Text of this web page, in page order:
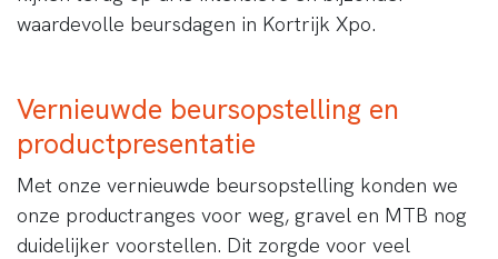
waardevolle beursdagen in Kortrijk Xpo.
Vernieuwde beursopstelling en
productpresentatie
Met onze vernieuwde beursopstelling konden we
onze productranges voor weg, gravel en MTB nog
duidelijker voorstellen. Dit zorgde voor veel